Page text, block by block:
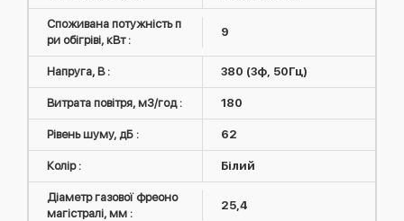
Споживана потужність п
ри обігріві, кВт :
9
Напруга, В : 380 (3ф, 50Гц)
Витрата повітря, м3/год : 180
Рівень шуму, дБ : 62
Колір : Білий
Діаметр газової фреоно
магістралі, мм :
25,4